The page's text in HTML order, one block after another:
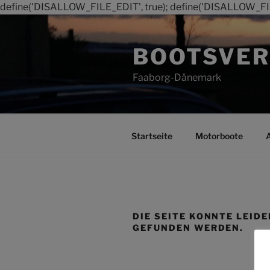
define('DISALLOW_FILE_EDIT', true);
Faaborg-Dänemark
Startseite Motorboote
DIE SEITE KONNTE
GEFUNDEN WERDEN.